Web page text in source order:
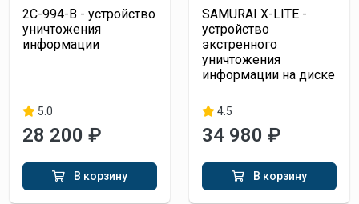
2С-994-В - устройство
уничтожения
информации
5.0
28 200 ₽
В корзину
SAMURAI X-LITE -
устройство
экстренного
уничтожения
информации на диске
4.5
34 980 ₽
В корзину